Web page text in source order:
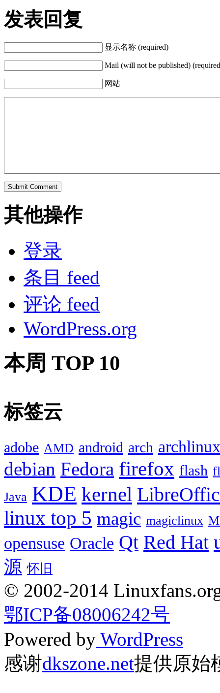
发表回复
显示名称 (required)
Mail (will not be published)
网站
其他操作
登录
条目 feed
评论 feed
WordPress.org
本周 TOP 10
标签云
adobe AMD android arch archlinux
debian Fedora firefox flash
Java KDE kernel
linux top 5 magic magiclinux
opensuse Oracle Qt Red Hat
源 怀旧
© 2002-2014
鄂ICP备08006242号
Powered by WordPress
感谢dkszone.net提供原始